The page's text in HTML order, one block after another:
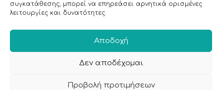
συγκατάθεσης, μπορεί να επηρεάσει αρνητικά ορισμένες
λειτουργίες και δυνατότητες.
Αποδοχή
Δεν αποδέχομαι
Προβολή προτιμήσεων
Πληροφορίες
Τρόποι αποστολής